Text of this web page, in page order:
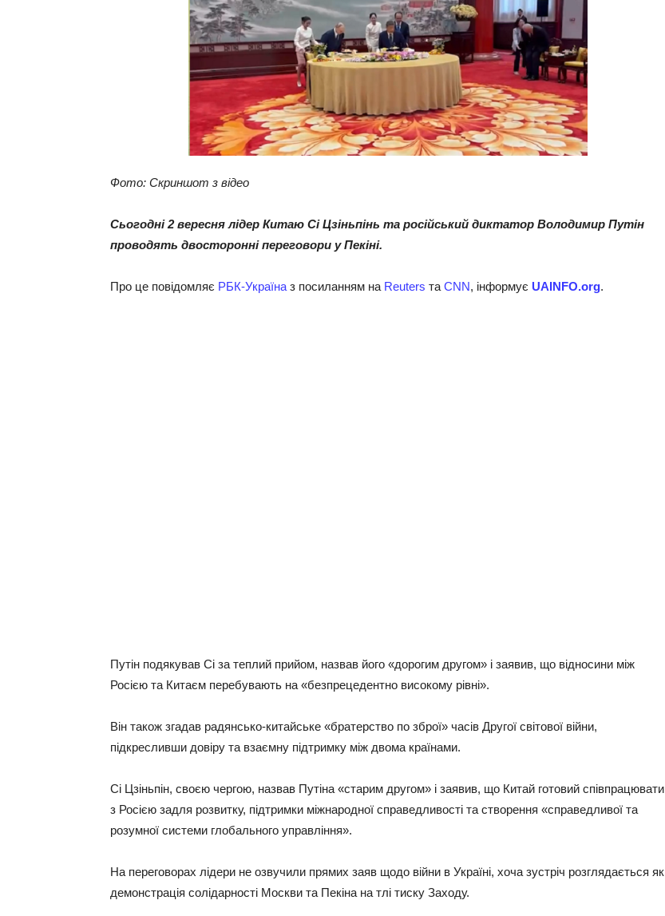
Фото: Скриншот з відео
Сьогодні 2 вересня лідер Китаю Сі Цзіньпінь та російський диктатор Володимир Путін
проводять двосторонні переговори у Пекіні.
Про це повідомляє РБК-Україна з посиланням на Reuters та CNN, інформує UAINFO.org.
Путін подякував Сі за теплий прийом, назвав його «дорогим другом» і заявив, що відносини між
Росією та Китаєм перебувають на «безпрецедентно високому рівні».
Він також згадав радянсько-китайське «братерство по зброї» часів Другої світової війни,
підкресливши довіру та взаємну підтримку між двома країнами.
Сі Цзіньпін, своєю чергою, назвав Путіна «старим другом» і заявив, що Китай готовий співпрацювати
з Росією задля розвитку, підтримки міжнародної справедливості та створення «справедливої та
розумної системи глобального управління».
На переговорах лідери не озвучили прямих заяв щодо війни в Україні, хоча зустріч розглядається як
демонстрація солідарності Москви та Пекіна на тлі тиску Заходу.